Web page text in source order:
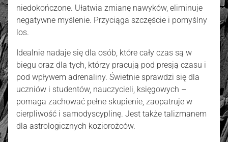
niedokończone. Ułatwia zmianę nawyków, eliminuje
negatywne myślenie. Przyciąga szczęście i pomyślny
los.
Idealnie nadaje się dla osób, które cały czas są w
biegu oraz dla tych, którzy pracują pod presją czasu i
pod wpływem adrenaliny. Świetnie sprawdzi się dla
uczniów i studentów, nauczycieli, księgowych –
pomaga zachować pełne skupienie, zaopatruje w
cierpliwość i samodyscyplinę. Jest także talizmanem
dla astrologicznych koziorożców.